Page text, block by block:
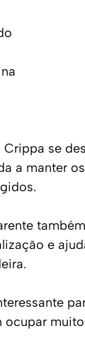
Crippa se
a manter
e
ocupar